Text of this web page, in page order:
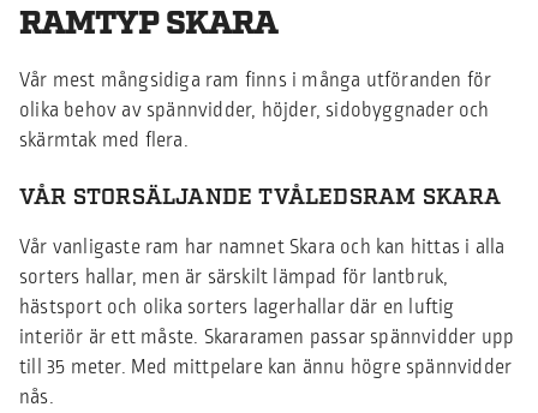
RAMTYP SKARA
Vår mest mångsidiga ram finns i många utföranden för
olika behov av spännvidder, höjder, sidobyggnader och
skärmtak med flera.
VÅR STORSÄLJANDE TVÅLEDSRAM SKARA
Vår vanligaste ram har namnet Skara och kan hittas i alla
sorters hallar, men är särskilt lämpad för lantbruk,
hästsport och olika sorters lagerhallar där en luftig
interiör är ett måste. Skararamen passar spännvidder upp
till 35 meter. Med mittpelare kan ännu högre spännvidder
nås.